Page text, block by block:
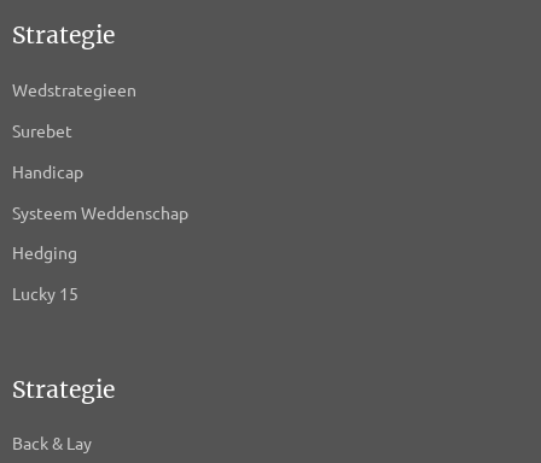
Strategie
Wedstrategieen
Surebet
Handicap
Systeem Weddenschap
Hedging
Lucky 15
Strategie
Back & Lay